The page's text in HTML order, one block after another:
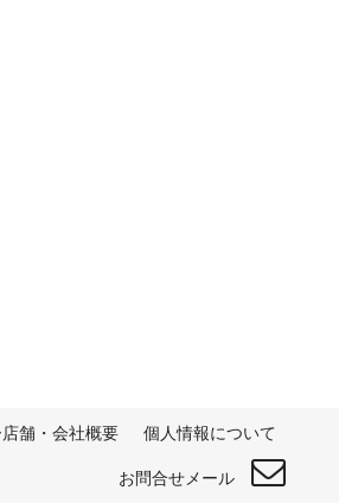
舗・会社概要 個人情報について
お問合せメール